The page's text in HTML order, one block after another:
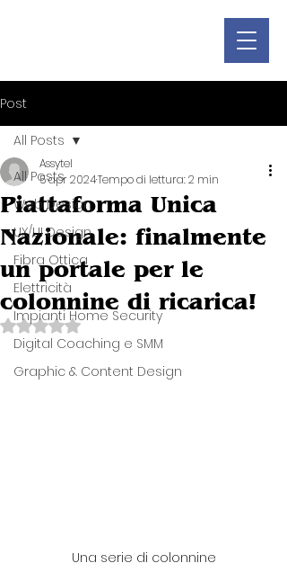
Post
All Posts
Web Design
UX/UI Design
Fibra Ottica
Elettricità
Impianti Home Security
Digital Coaching e SMM
Graphic & Content Design
All Posts
Piattaforma Unica
Nazionale: finalmente
un portale per le
colonnine di ricarica!
Assytel
5 apr 2024Tempo di lettura: 2 min
Valutazione NaN stelle su 5.
Una serie di colonnine